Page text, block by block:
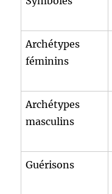
Archétypes
féminins
Archétypes
masculins
Guérisons